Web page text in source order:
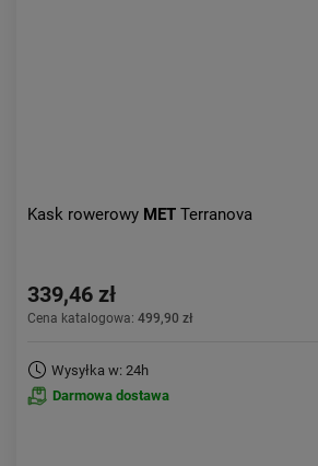
Kask rowerowy MET Terranova
339,46 zł
Cena katalogowa: 499,90 zł
Wysyłka w: 24h
Darmowa dostawa